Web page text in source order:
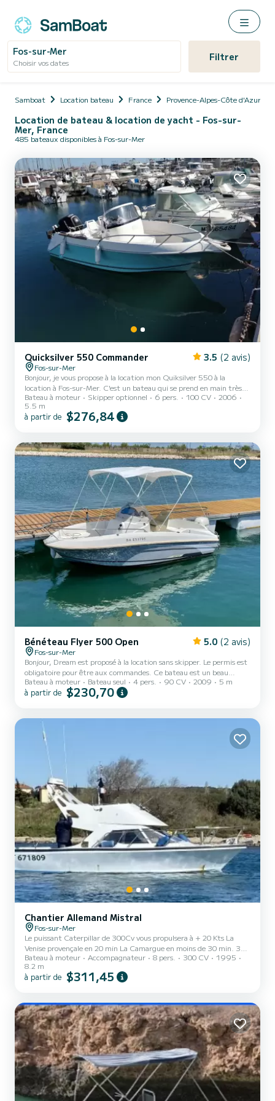
Fos-sur-Mer
Choisir vos dates Filtrer
Samboat Location bateau France Provence-Alpes-Côte d'Azur
Location de bateau & location de yacht - Fos-sur-
Mer, France
485 bateaux disponibles à Fos-sur-Mer
Quicksilver 550 Commander 3.5 (2 avis)
Fos-sur-Mer
Bonjour, je vous propose à la location mon Quiksilver 550 à la
location à Fos-sur-Mer. C'est un bateau qui se prend en main très
facilement, son moteur de 100 chevaux vous permet de vous
déplacer avec aisance et de profiter d'une superbe journée en mer.
Au départ de Fos-sur-Mer vous pouvez vous rendre en direction du
façon idéal à vos balade amis ou bien en famille. Idéa...
Bateau à moteur Skipper optionnel 6 pers. 100 CV
2006
5.5 m
à partir de $276,84
Bénéteau Flyer 500 Open 5.0 (2 avis)
Fos-sur-Mer
Bonjour, Dream est proposé à la location sans skipper. Le permis est
obligatoire pour être aux commandes. Ce bateau est un beau
Beneteau Flyer 500 open. Cette coque récente vous propose un
agencement exceptionnel ! Ce bateau est équipé d'un moteur hors-
calanques ou changer de spots de pêche. Vous y trouverez une table
Bateau à moteur Bateau seul 4 pers. 90 CV 2009 5 m
à partir de $230,70
Chantier Allemand Mistral
Fos-sur-Mer
Le puissant Caterpillar de 300Cv vous propulsera à + 20 Kts La
Venise provençale en 20 min La Camargue en moins de 30 min. 30
Min pour la côte Bleu. 50Min pour la rade de Marseille. Le vaste
Carré arrière de + de 9m2 idéale pour déjeuner, pêcher ou les 2 en
même temps. Une petite cabine permet de s'allonger ou de se
Bateau à moteur Accompagnateur 8 pers. 300 CV
1995
8.2 m
à partir de $311,45